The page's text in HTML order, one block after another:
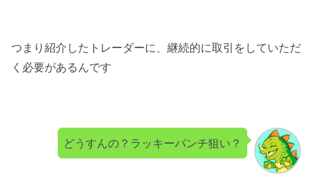
つまり紹介したトレーダーに、継続的に取引をしていただ
く必要があるんです
どうすんの？ラッキーパンチ狙い？